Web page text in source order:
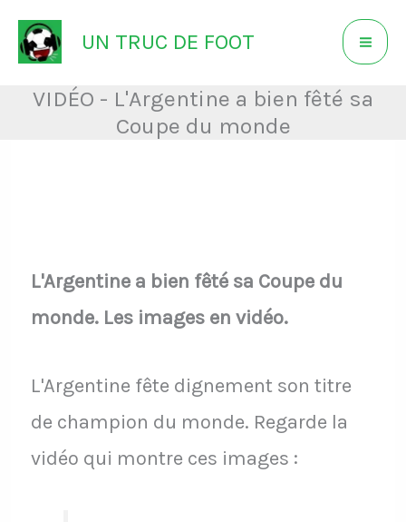
Aller
au
contenu
UN TRUC DE FOOT
VIDÉO - L'Argentine a bien fêté sa
Coupe du monde
L'Argentine a bien fêté sa Coupe du
monde. Les images en vidéo.
L'Argentine fête dignement son titre
de champion du monde. Regarde la
vidéo qui montre ces images :